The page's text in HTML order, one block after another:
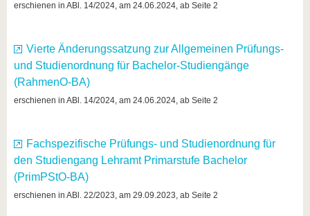
erschienen in ABl. 14/2024, am 24.06.2024, ab Seite 2
Vierte Änderungssatzung zur Allgemeinen Prüfungs-
und Studienordnung für Bachelor-Studiengänge
(RahmenO-BA)
erschienen in ABl. 14/2024, am 24.06.2024, ab Seite 2
Fachspezifische Prüfungs- und Studienordnung für
den Studiengang Lehramt Primarstufe Bachelor
(PrimPStO-BA)
erschienen in ABl. 22/2023, am 29.09.2023, ab Seite 2